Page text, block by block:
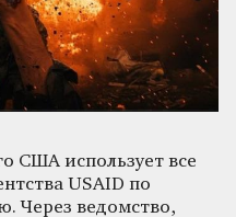
США использует все
USAID по
Через ведомство,